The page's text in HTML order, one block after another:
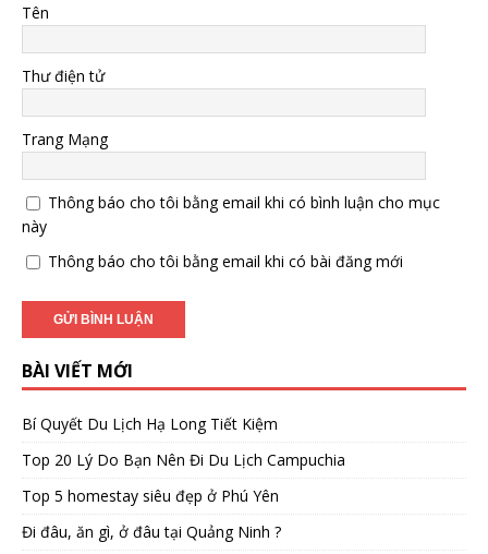
Tên
Thư điện tử
Trang Mạng
Thông báo cho tôi bằng email khi có bình luận cho mục
này
Thông báo cho tôi bằng email khi có bài đăng mới
BÀI VIẾT MỚI
Bí Quyết Du Lịch Hạ Long Tiết Kiệm
Top 20 Lý Do Bạn Nên Đi Du Lịch Campuchia
Top 5 homestay siêu đẹp ở Phú Yên
Đi đâu, ăn gì, ở đâu tại Quảng Ninh ?